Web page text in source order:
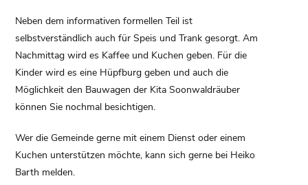
Neben dem informativen formellen Teil ist
selbstverständlich auch für Speis und Trank gesorgt. Am
Nachmittag wird es Kaffee und Kuchen geben. Für die
Kinder wird es eine Hüpfburg geben und auch die
Möglichkeit den Bauwagen der Kita Soonwaldräuber
können Sie nochmal besichtigen.
Wer die Gemeinde gerne mit einem Dienst oder einem
Kuchen unterstützen möchte, kann sich gerne bei Heiko
Barth melden.